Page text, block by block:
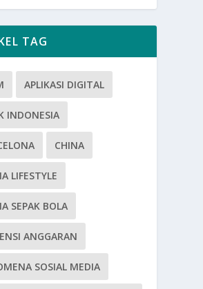
TAG
APLIKASI DIGITAL
INDONESIA
CHINA
LIFESTYLE
SEPAK BOLA
ANGGARAN
SOSIAL MEDIA